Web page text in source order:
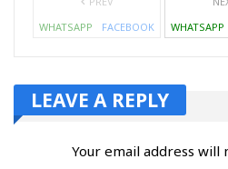
WHATSAPP
FACEBOOK
WHATSAPP
LEAVE A REPLY
Your email address will